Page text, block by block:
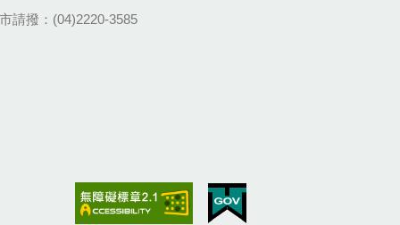
請撥：(04)2220-3585